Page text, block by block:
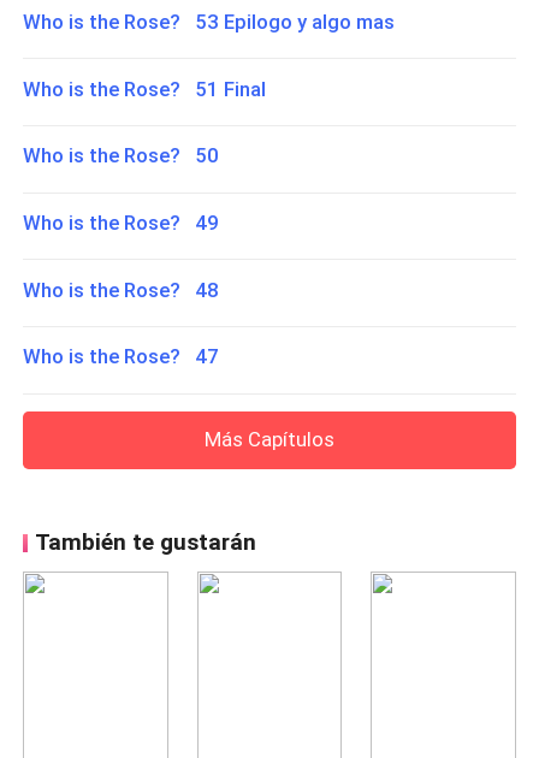
Who is the Rose? 53 Epilogo y algo mas
Who is the Rose? 51 Final
Who is the Rose? 50
Who is the Rose? 49
Who is the Rose? 48
Who is the Rose? 47
Más Capítulos
También te gustarán